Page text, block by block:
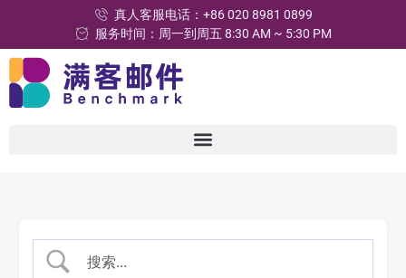
真人客服电话：+86 020 8981 0899
服务时间：周一到周五 8:30 AM ~ 5:30 PM